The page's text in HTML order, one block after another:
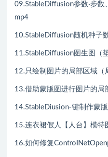
09.StableDiffusion参数·步
mp4
10.StableDiffusion随机种子
11.StableDiffusion图生图（
12.只绘制图片的局部区域（
13.借助蒙版图进行图片的局
14.StableDiusion-键制作蒙
15.连衣裙假人【人台】模特
16.如何修复